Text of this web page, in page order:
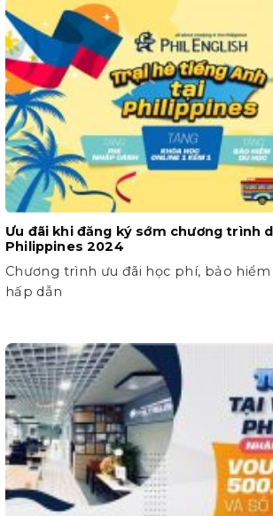
Ưu đãi khi đăng ký sớm chương trình
Philippines 2024
Chương trình ưu đãi học phí, bảo
hấp dẫn